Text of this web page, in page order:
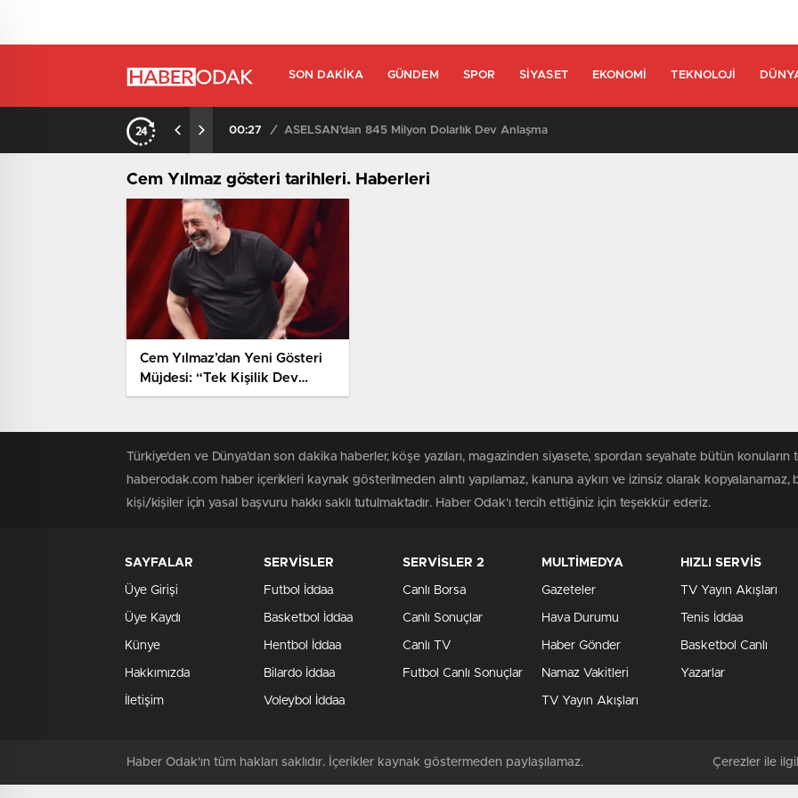
SON DAKIKA GÜNDEM SPOR SIYASET EKONOMI TEKNOLOJI
00:27 / ASELSAN’dan 845 Milyon Dolarlık Dev Anlaşma
Cem Yılmaz gösteri tarihleri. Haberleri
Cem Yılmaz’dan Yeni Gösteri
Müjdesi: “Tek Kişilik Dev
Kadro” Geri Dönüyor
Türkiye'den ve Dünya’dan son dakika haberler, köşe yazıları, magazinden siyasete, spordan seyahate bütün
haberodak.com haber içerikleri kaynak gösterilmeden alıntı yapılamaz, kanuna aykırı ve izinsiz olarak kopyalanamaz,
kişi/kişiler için yasal başvuru hakkı saklı tutulmaktadır. Haber Odak'ı tercih ettiğiniz için teşekkür ederiz.
SAYFALAR
Üye Girişi
Üye Kaydı
Künye
Hakkımızda
İletişim
SERVİSLER
Futbol İddaa
Basketbol İddaa
Hentbol İddaa
Bilardo İddaa
Voleybol İddaa
SERVİSLER 2
Canlı Borsa
Canlı Sonuçlar
Canlı TV
Futbol Canlı Sonuçlar
MULTİMEDYA
Gazeteler
Hava Durumu
Haber Gönder
Namaz Vakitleri
TV Yayın Akışları
HIZLI SERVİS
TV Yayın Akışları
Tenis İddaa
Basketbol Canlı
Yazarlar
Haber Odak'ın tüm hakları saklıdır. İçerikler kaynak göstermeden paylaşılamaz. Çerezler ile